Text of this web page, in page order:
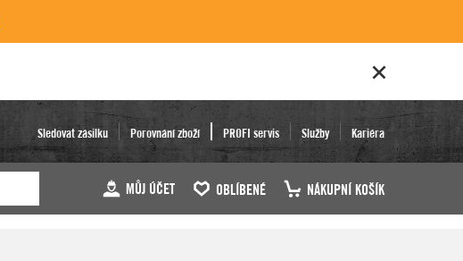
Sledovat zásilku Porovnání zboží PROFI servis Služby Kariéra
MŮJ ÚČET OBLÍBENÉ NÁKUPNÍ KOŠÍK